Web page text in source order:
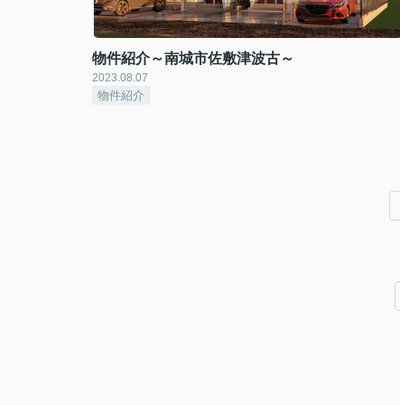
物件紹介～南城市佐敷津波古～
2023.08.07
物件紹介